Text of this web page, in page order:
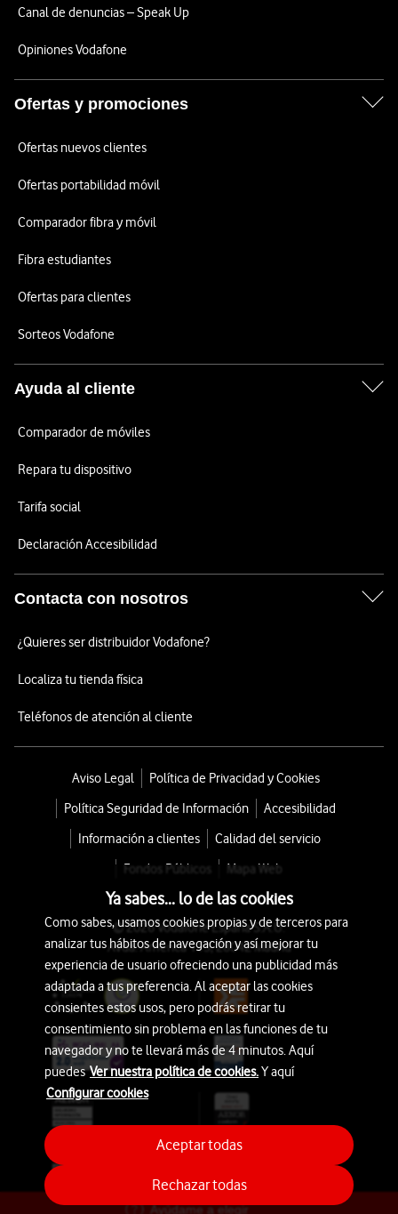
Ayúdame a elegir
Canal de denuncias – Speak Up
Opiniones Vodafone
Ofertas y promociones
Ofertas nuevos clientes
Ofertas portabilidad móvil
Comparador fibra y móvil
Fibra estudiantes
Ofertas para clientes
Sorteos Vodafone
Ayuda al cliente
Comparador de móviles
Repara tu dispositivo
Tarifa social
Declaración Accesibilidad
Contacta con nosotros
¿Quieres ser distribuidor Vodafone?
Localiza tu tienda física
Teléfonos de atención al cliente
Aviso Legal
Política de Privacidad y Cookies
Política Seguridad de Información
Accesibilidad
Información a clientes
Calidad del servicio
Fondos Públicos
Mapa Web
© 2026 Vodafone España S.A.U.
Avda. América 115, 28042 Madrid
Ya sabes... lo de las cookies
Como sabes, usamos cookies propias y de terceros para
analizar tus hábitos de navegación y así mejorar tu
experiencia de usuario ofreciendo una publicidad más
adaptada a tus preferencia. Al aceptar las cookies
consientes estos usos, pero podrás retirar tu
consentimiento sin problema en las funciones de tu
navegador y no te llevará más de 4 minutos. Aquí
puedesVer nuestra política de cookies.Y aquí
Configurar cookies
Rechazar todas
Aceptar todas